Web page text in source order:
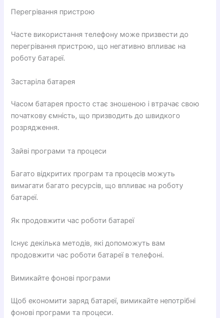
Перегрівання пристрою
Часте використання телефону може призвести до
перегрівання пристрою, що негативно впливає на
роботу батареї.
Застаріла батарея
Часом батарея просто стає зношеною і втрачає свою
початкову ємність, що призводить до швидкого
розрядження.
Зайві програми та процеси
Багато відкритих програм та процесів можуть
вимагати багато ресурсів, що впливає на роботу
батареї.
Як продовжити час роботи батареї
Існує декілька методів, які допоможуть вам
продовжити час роботи батареї в телефоні.
Вимикайте фонові програми
Щоб економити заряд батареї, вимикайте непотрібні
фонові програми та процеси.